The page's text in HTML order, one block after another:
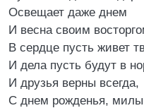
Освещает даже днем
И весна своим
В сердце пусть живет
И дела пусть будут в
И друзья верны всегда,
С днем рожденья,